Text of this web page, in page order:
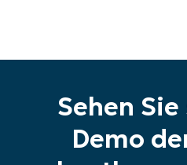
Sehen
Demo
Keine Kreditkarte
alle